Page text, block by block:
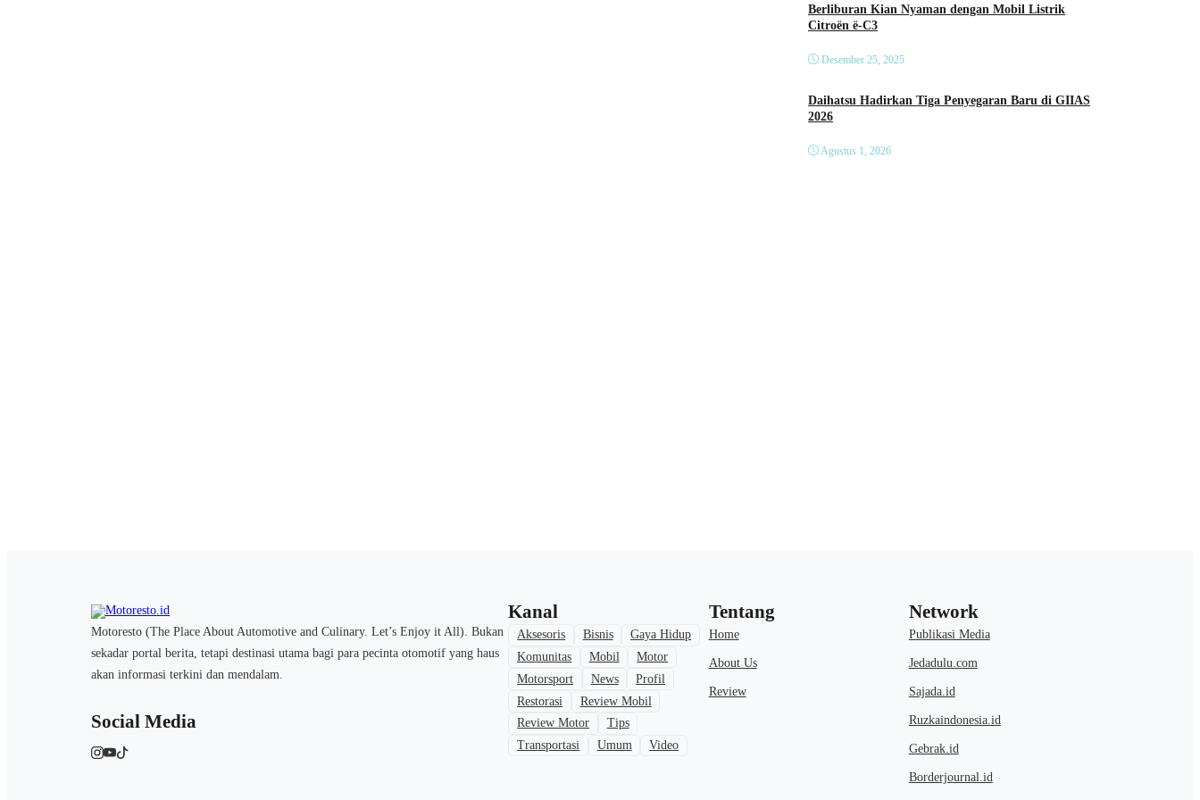
Berliburan Kian Nyaman dengan Mobil Listrik
Citroën ë-C3
Desember 25, 2025
Daihatsu Hadirkan Tiga Penyegaran Baru di GIIAS
2026
Agustus 1, 2026
Motoresto (The Place About Automotive and Culinary. Let’s Enjoy it All). Bukan
sekadar portal berita, tetapi destinasi utama bagi para pecinta otomotif yang haus
akan informasi terkini dan mendalam.
Social Media
Kanal
Aksesoris Bisnis
Gaya Hidup
Komunitas
Mobil
Motor
Motorsport
News
Profil
Restorasi
Review Mobil
Review Motor
Tips
Transportasi
Umum Video
Tentang
Home
About Us
Review
Network
Publikasi Media
Jedadulu.com
Sajada.id
Ruzkaindonesia.id
Gebrak.id
Borderjournal.id